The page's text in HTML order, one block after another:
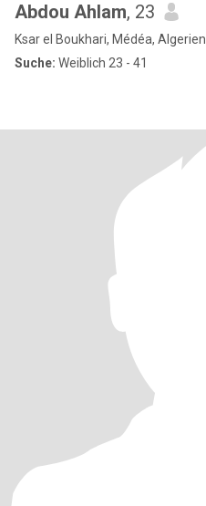
Abdou Ahlam, 23
Ksar el Boukhari, Médéa, Algerien
Suche: Weiblich 23 - 41